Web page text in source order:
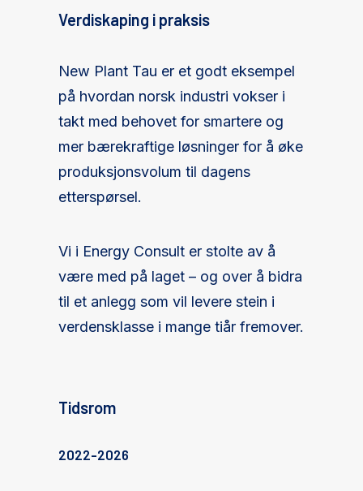
Verdiskaping i praksis
New Plant Tau er et godt eksempel
på hvordan norsk industri vokser i
takt med behovet for smartere og
mer bærekraftige løsninger for å øke
produksjonsvolum til dagens
etterspørsel.
Vi i Energy Consult er stolte av å
være med på laget – og over å bidra
til et anlegg som vil levere stein i
verdensklasse i mange tiår fremover.
Tidsrom
2022-2026